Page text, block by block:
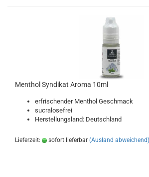
Menthol Syndikat Aroma 10ml
erfrischender Menthol Geschmack
sucralosefrei
Herstellungsland: Deutschland
Lieferzeit: sofort lieferbar (Ausland abweichend)